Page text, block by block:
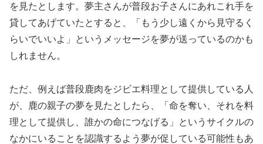
を見たとします。夢主さんが普段お子さんにあれこれ手を
貸してあげていたとすると、「もう少し遠くから見守るく
らいでいいよ」というメッセージを夢が送っているのかも
しれません。
ただ、例えば普段鹿肉をジビエ料理として提供している人
が、鹿の親子の夢を見たとしたら、「命を奪い、それを料
理として提供し、誰かの命につなげる」というサイクルの
なかにいることを認識するよう夢が促している可能性もあ